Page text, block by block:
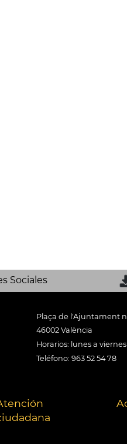
Sociales
Plaça de l'Ajuntament
46002 València
Horarios: lunes a
Teléfono: 963 52 54 78